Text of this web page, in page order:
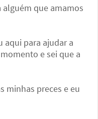
que amamos
aqui para ajudar a
e sei que a
minhas preces e eu